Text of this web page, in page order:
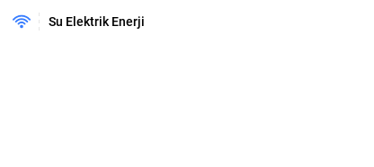
Su Elektrik Enerji